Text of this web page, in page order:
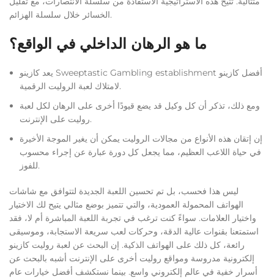
الخسائر خلال سلسلة الهزائم.
ما هو الرهان الداخلي في الواقع؟
يعد كازينو Sweeptastic Gambling establishment أفضل كازينو
لامتلاك لعبة الروليت الرقمية.
ومع ذلك، تذكر أن كل وكيل قد يضع قيودًا أخرى على الرهان لكل لعبة
روليت على الإنترنت.
إن إتقان هذه الأنواع من مجالات الروليت يمكن أن يغير الموجة الأخيرة
في حياة اللاعب العظيم، مما يجعل كل دورة عبارة عن إجراء محسوب
للفوز.
ليس هذا فحسب، بل تم تحسين اللعبة الجديدة لتتوافق مع شاشات
الهواتف المحمولة العمودية، والتي تتميز بوضع مثالي يتيح لك الاختيار
واختيار العلامات. سواءً كنت ترغب في تجربة اللعبة المباشرة أم لا، فقد
استمتعنا بقنوات عالية الدقة، وحركات لعب سريعة الاستجابة، وموسيقى
رائعة، كل ذلك على الهواتف الذكية. إن البحث عن لعبة روليت كازينو
إلكترونية مدروسة ومواقع روليت أخرى على الإنترنت أشبه بالبحث عن
أسرار خفية في عالم إلكتروني واسع. بينما نستكشف أفضل خيارات عام